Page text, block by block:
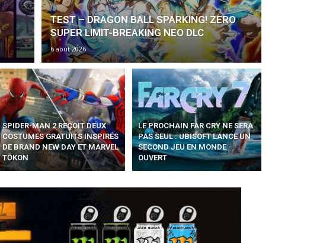
TEST – DRAGON BALL SPARKING! ZERO
SUPER LIMIT-BREAKING NEO DLC
6 août 2026
SPIDER-MAN 2 REÇOIT DEUX
COSTUMES GRATUITS INSPIRÉS
DE BRAND NEW DAY ET MARVEL
TŌKON
LE PROCHAIN FAR CRY NE SERA
PAS SEUL : UBISOFT LANCE UN
SECOND JEU EN MONDE
OUVERT